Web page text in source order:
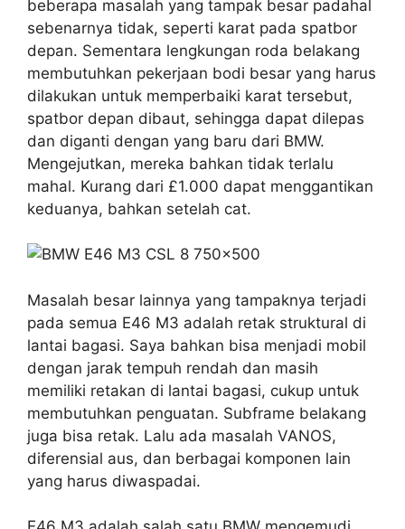
beberapa masalah yang tampak besar padahal
sebenarnya tidak, seperti karat pada spatbor
depan. Sementara lengkungan roda belakang
membutuhkan pekerjaan bodi besar yang harus
dilakukan untuk memperbaiki karat tersebut,
spatbor depan dibaut, sehingga dapat dilepas
dan diganti dengan yang baru dari BMW.
Mengejutkan, mereka bahkan tidak terlalu
mahal. Kurang dari £1.000 dapat menggantikan
keduanya, bahkan setelah cat.
Masalah besar lainnya yang tampaknya terjadi
pada semua E46 M3 adalah retak struktural di
lantai bagasi. Saya bahkan bisa menjadi mobil
dengan jarak tempuh rendah dan masih
memiliki retakan di lantai bagasi, cukup untuk
membutuhkan penguatan. Subframe belakang
juga bisa retak. Lalu ada masalah VANOS,
diferensial aus, dan berbagai komponen lain
yang harus diwaspadai.